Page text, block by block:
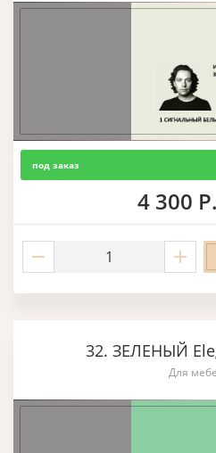
под заказ
4 300
32. ЗЕЛЕНЫЙ
Для